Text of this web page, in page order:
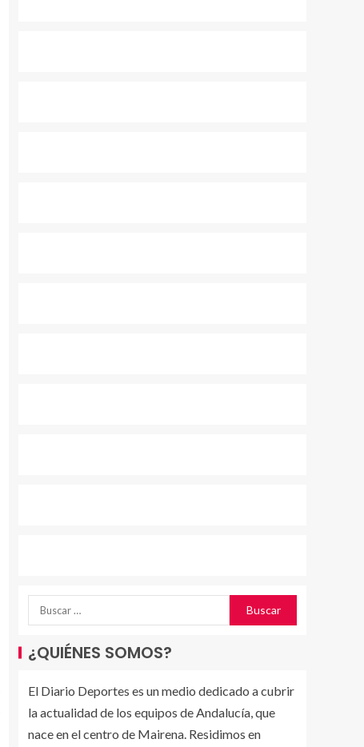
¿QUIÉNES SOMOS?
El Diario Deportes es un medio dedicado a cubrir
la actualidad de los equipos de Andalucía, que
nace en el centro de Mairena. Residimos en